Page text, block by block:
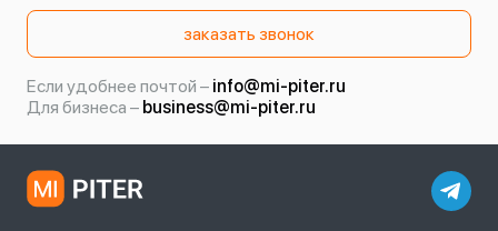
заказать звонок
Если удобнее почтой – info@mi-piter.ru
Для бизнеса – business@mi-piter.ru